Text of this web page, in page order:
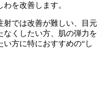
を改善します。
射では改善が難しい、目元
なくしたい方、肌の弾力を
方に特におすすめの“し